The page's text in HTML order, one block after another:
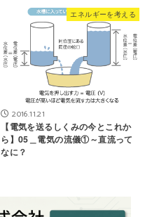
エネルギーを考える
2016.11.21
【電気を送るしくみの今とこれか
ら】05＿電気の流儀①～直流って
なに？